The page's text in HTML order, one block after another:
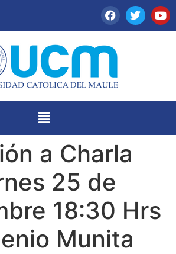
a Charla
25 de
18:30 Hrs
Munita